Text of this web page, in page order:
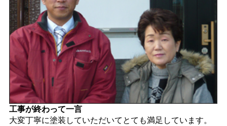
工事が終わって一言
大変丁寧に塗装していただいてとても満足しています。